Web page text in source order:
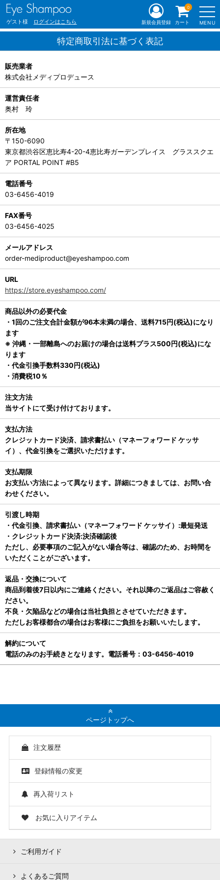
ゲスト様 ログインはこちら MENU
新規会員登録 カート
0
特定商取引法に基づく表記
販売業者
株式会社メディプロデュース
運営責任者
奥村 玲
所在地
〒150-6090
東京都渋谷区恵比寿4-20-4恵比寿ガーデンプレイス グラススクエ
ア PORTAL POINT #B5
電話番号
03-6456-4019
FAX番号
03-6456-4025
メールアドレス
order-mediproduct@eyeshampoo.com
URL
https://store.eyeshampoo.com/
商品以外の必要代金
・1回のご注文合計金額が96本未満の場合、送料715円(税込)になり
ます
※ 沖縄・一部離島へのお届けの場合は送料プラス500円(税込)にな
ります
・代金引換手数料330円(税込)
・消費税10％
注文方法
当サイトにて受け付けております。
支払方法
クレジットカード決済、請求書払い（マネーフォワード ケッサ
イ）、代金引換をご選択いただけます。
支払期限
お支払い方法によって異なります。詳細につきましては、お問い合
わせください。
引渡し時期
・代金引換、請求書払い（マネーフォワード ケッサイ）:最短発送
・クレジットカード決済:決済確認後
ただし、必要事項のご記入がない場合等は、確認のため、お時間を
いただくことがございます。
返品・交換について
商品到着後7日以内にご連絡ください。それ以降のご返品はご容赦く
ださい。
不良・欠陥品などの場合は当社負担とさせていただきます。
ただしお客様都合の場合はお客様にご負担をお願いいたします。
解約について
電話のみのお手続きとなります。電話番号：03-6456-4019
ページトップへ
注文履歴
登録情報の変更
再入荷リスト
お気に入りアイテム
ご利用ガイド
よくあるご質問